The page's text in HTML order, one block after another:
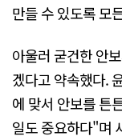
만들 수 있도록 모
아울러 굳건한 안
겠다고 약속했다.
에 맞서 안보를 튼
일도 중요하다"며